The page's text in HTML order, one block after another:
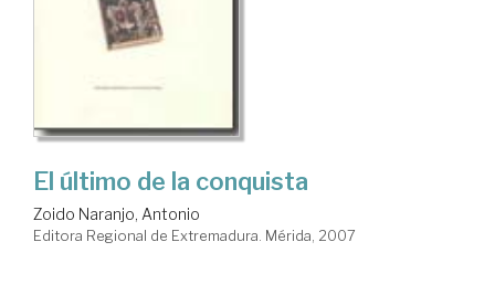
El último de la conquista
Zoido Naranjo, Antonio
Editora Regional de Extremadura. Mérida, 2007